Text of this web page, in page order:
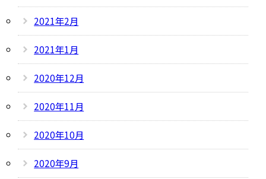
2021年2月
2021年1月
2020年12月
2020年11月
2020年10月
2020年9月